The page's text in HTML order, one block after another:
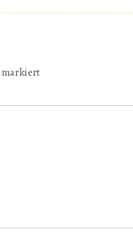
markiert